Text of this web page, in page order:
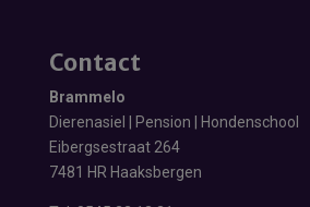
Contact
Brammelo
Dierenasiel | Pension | Hondenschool
Eibergsestraat 264
7481 HR Haaksbergen